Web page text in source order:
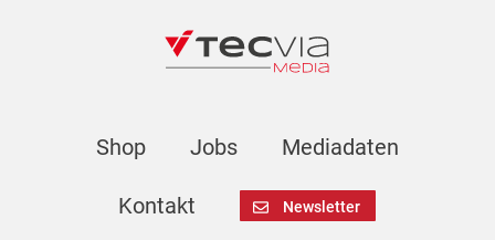
Shop Jobs Mediadaten
Kontakt Newsletter